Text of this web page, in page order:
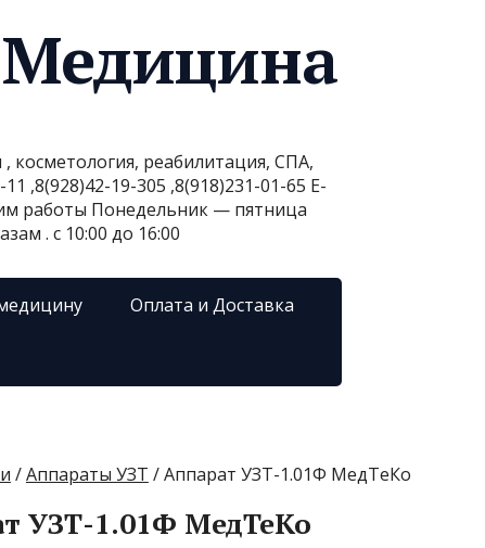
косметология, реабилитация, СПА,
,8(928)42-19-305 ,8(918)231-01-65 E-
работы Понедельник — пятница
. с 10:00 до 16:00
Оплата и Доставка
/Аппараты УЗТ / Аппарат УЗТ-1.01Ф МедТеКо
УЗТ-1.01Ф МедТеКо